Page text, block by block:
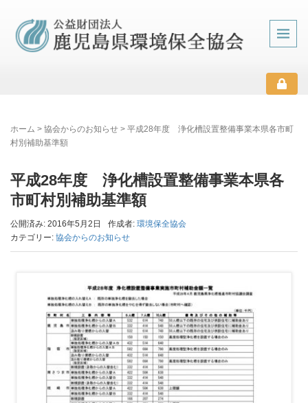
ホーム > 協会からのお知らせ > 平成28年度 浄化槽設置整備事業本県各市町
村別補助基準額
平成28年度 浄化槽設置整備事業本県各
市町村別補助基準額
公開済み: 2016年5月2日 作成者: 環境保全協会
カテゴリー: 協会からのお知らせ